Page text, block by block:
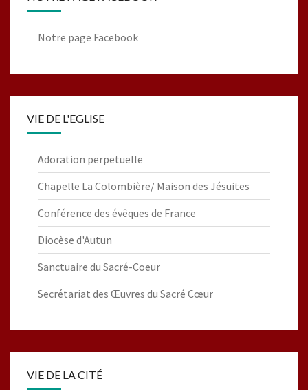
Notre page Facebook
VIE DE L'EGLISE
Adoration perpetuelle
Chapelle La Colombière/ Maison des Jésuites
Conférence des évêques de France
Diocèse d'Autun
Sanctuaire du Sacré-Coeur
Secrétariat des Œuvres du Sacré Cœur
VIE DE LA CITÉ